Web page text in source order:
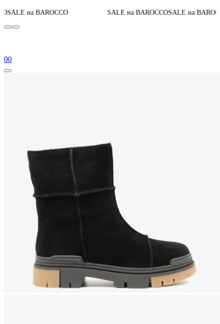
SALE на BAROCCOSALE на BAROCCOДо конца
00